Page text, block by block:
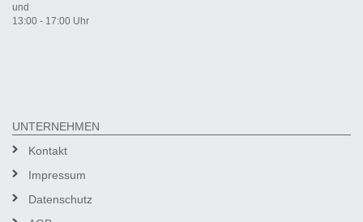
und
13:00 - 17:00 Uhr
UNTERNEHMEN
Kontakt
Impressum
Datenschutz